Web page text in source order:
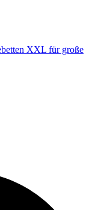
XXL für große